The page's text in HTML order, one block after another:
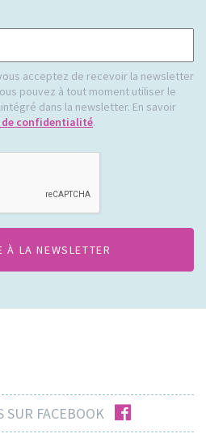
acceptez de recevoir la newsletter
pouvez à tout moment utiliser le
dans la newsletter. En savoir
confidentialité.
SUR FACEBOOK facebook